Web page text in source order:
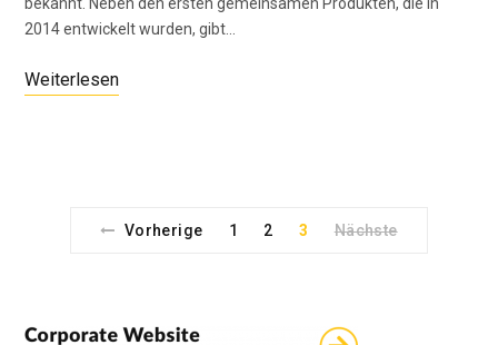
2014 entwickelt wurden, gibt…
Weiterlesen
Vorherige 1 2 3 Nächste